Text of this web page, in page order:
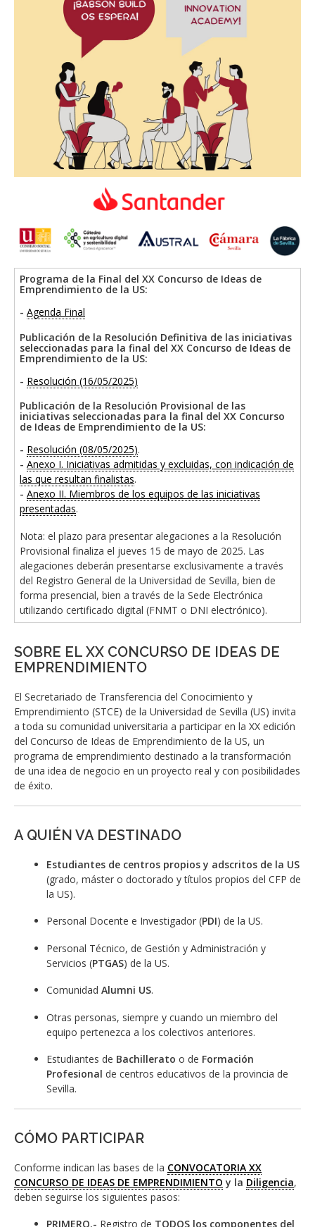
Programa de la Final del XX Concurso de Ideas de
Emprendimiento de la US:
- Agenda Final
Publicación de la Resolución Definitiva de las iniciativas
seleccionadas para la final del XX Concurso de Ideas de
Emprendimiento de la US:
- Resolución (16/05/2025)
Publicación de la Resolución Provisional de las
iniciativas seleccionadas para la final del XX Concurso
de Ideas de Emprendimiento de la US:
- Resolución (08/05/2025).
- Anexo I. Iniciativas admitidas y excluidas, con indicación de
las que resultan finalistas.
- Anexo II. Miembros de los equipos de las iniciativas
presentadas.
Nota: el plazo para presentar alegaciones a la Resolución
Provisional finaliza el jueves 15 de mayo de 2025. Las
alegaciones deberán presentarse exclusivamente a través
del Registro General de la Universidad de Sevilla, bien de
forma presencial, bien a través de la Sede Electrónica
utilizando certificado digital (FNMT o DNI electrónico).
SOBRE EL XX CONCURSO DE IDEAS DE
EMPRENDIMIENTO
El Secretariado de Transferencia del Conocimiento y
Emprendimiento (STCE) de la Universidad de Sevilla (US) invita
a toda su comunidad universitaria a participar en la XX edición
del Concurso de Ideas de Emprendimiento de la US, un
programa de emprendimiento destinado a la transformación
de una idea de negocio en un proyecto real y con posibilidades
de éxito.
A QUIÉN VA DESTINADO
Estudiantes de centros propios y adscritos de la US
(grado, máster o doctorado y títulos propios del CFP de
la US).
Personal Docente e Investigador (PDI) de la US.
Personal Técnico, de Gestión y Administración y
Servicios (PTGAS) de la US.
Comunidad Alumni US.
Otras personas, siempre y cuando un miembro del
equipo pertenezca a los colectivos anteriores.
Estudiantes de Bachillerato o de Formación
Profesional de centros educativos de la provincia de
Sevilla.
CÓMO PARTICIPAR
Conforme indican las bases de la CONVOCATORIA XX
CONCURSO DE IDEAS DE EMPRENDIMIENTO y la Diligencia,
deben seguirse los siguientes pasos:
PRIMERO.- Registro de TODOS los componentes del